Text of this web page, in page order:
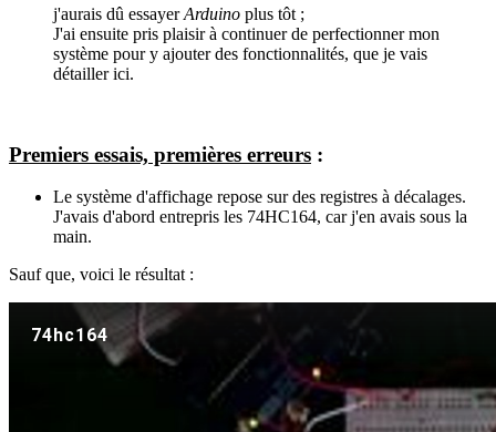
j'aurais dû essayerArduino plus tôt ;
J'ai ensuite pris plaisir à continuer de perfectionner mon
système pour y ajouter des fonctionnalités, que je vais
détailler ici.
Premiers essais, premières erreurs :
Le système d'affichage repose sur des registres à décalages.
J'avais d'abord entrepris les 74HC164, car j'en avais sous la
main.
Sauf que, voici le résultat :